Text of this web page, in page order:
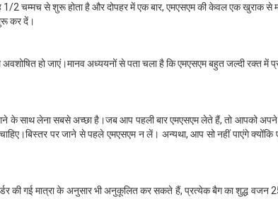
1/2 चम्मच से शुरू होता है और दोपहर में एक बार, एमएसएम की केवल एक खुराक से
कर दें।
अवशोषित हो जाएं।मानव अध्ययनों से पता चला है कि एमएसएम बहुत जल्दी रक्त में
के साथ लेना सबसे अच्छा है।जब आप पहली बार एमएसएम लेते हैं, तो आपको
पर जाने से पहले एमएसएम न लें। अन्यथा, आप सो नहीं पाएंगे क्योंकि
की गई मात्रा के अनुसार भी अनुकूलित कर सकते हैं, प्रत्येक बैग का शुद्ध वजन